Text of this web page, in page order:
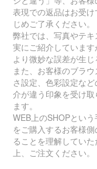
表現での返品はお受
じめご了承ください。
弊社では、写真やテ
実にご紹介していま
より微妙な誤差が生じ
また、お客様のブラ
さ設定、色彩設定な
介が違う印象を受け
ます。
WEB上のSHOPとい
をご購入するお客様
ることを理解してい
上、ご注文ください。